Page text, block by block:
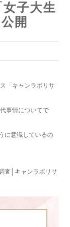
子大生
開
「キャンラボリサ
事情についてで
に意識しているの
査│キャンラボリサ